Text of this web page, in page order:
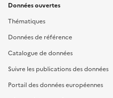
Données ouvertes
Thématiques
Données de référence
Catalogue de données
Suivre les publications des données
Portail des données européennes